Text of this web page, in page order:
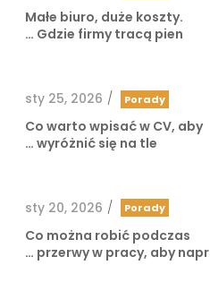
Małe biuro, duże koszty.
Gdzie firmy tracą pien …
Porady
/
sty 25, 2026
Co warto wpisać w CV, aby
wyróżnić się na tle …
Porady
/
sty 20, 2026
Co można robić podczas
przerwy w pracy, aby napr …